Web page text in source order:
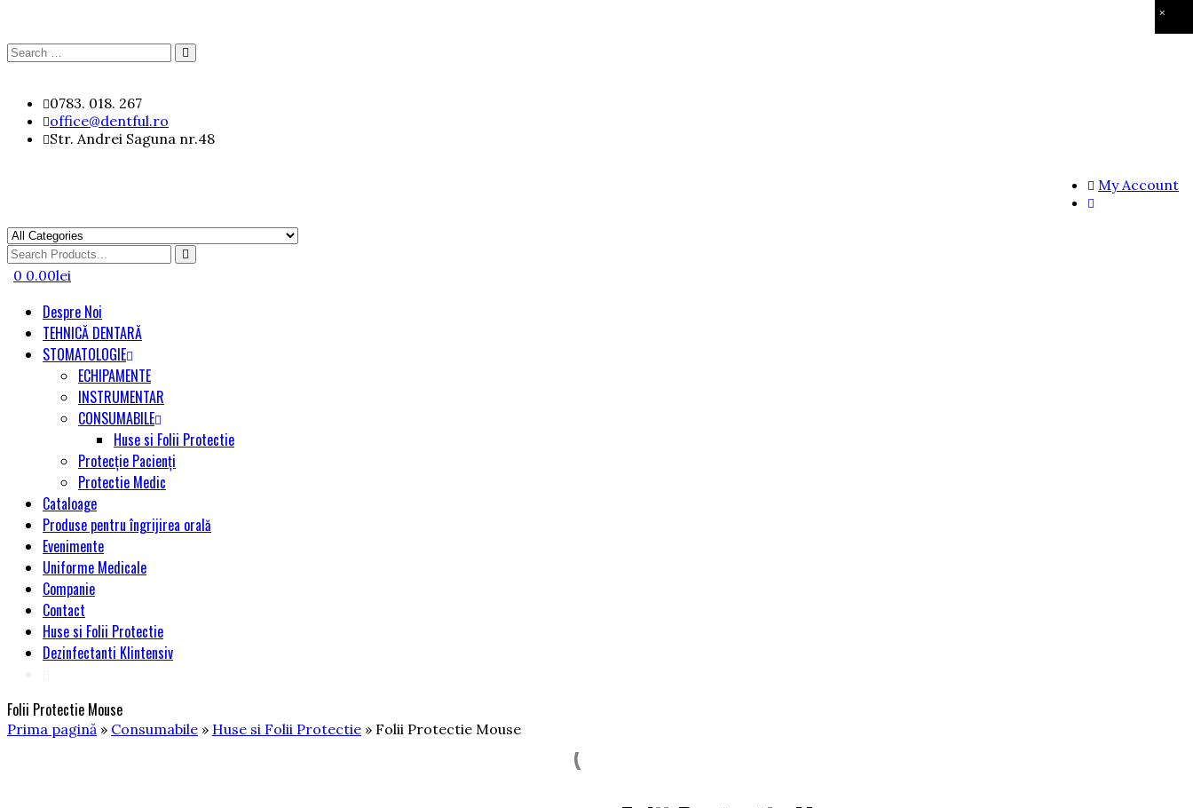
×
Search
content
0783. 018. 267
office@dentful.ro
Str. Andrei Saguna nr.48
My Account
Search
for
0 0.00lei
Despre Noi
TEHNICĂ DENTARĂ
STOMATOLOGIE
ECHIPAMENTE
INSTRUMENTAR
CONSUMABILE
Huse si Folii Protectie
Protecție Pacienți
Protectie Medic
Cataloage
Produse pentru îngrijirea orală
Evenimente
Uniforme Medicale
Companie
Contact
Huse si Folii Protectie
Dezinfectanti Klintensiv
Folii Protectie Mouse
Prima pagină » Consumabile » Huse si Folii Protectie » Folii Protectie Mouse